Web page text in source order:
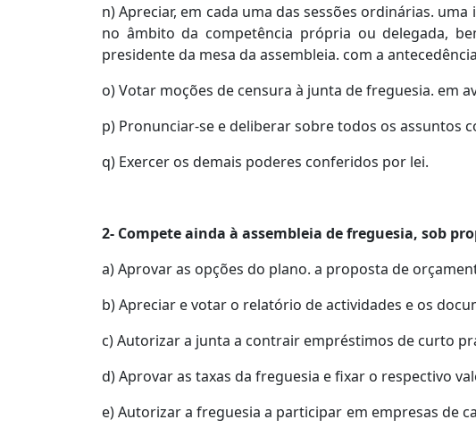
n) Apreciar, em cada uma das sessões ordinárias.
no âmbito da competência própria ou delegada,
presidente da mesa da assembleia. com a
o) Votar moções de censura à junta de freguesia. em
p) Pronunciar-se e deliberar sobre todos os assuntos
q) Exercer os demais poderes conferidos por lei.
2- Compete ainda à assembleia de freguesia, sob
a) Aprovar as opções do plano. a proposta de
b) Apreciar e votar o relatório de actividades e os
c) Autorizar a junta a contrair empréstimos de curto
d) Aprovar as taxas da freguesia e fixar o respectivo
e) Autorizar a freguesia a participar em empresas de